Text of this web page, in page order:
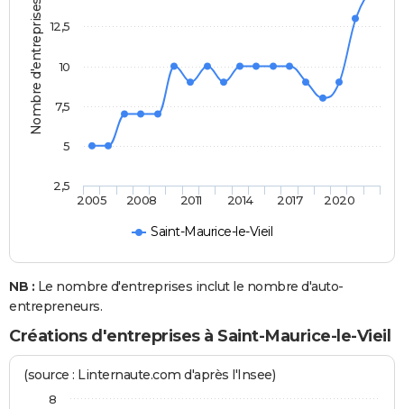
Nombre d'entreprises
Saint-Maurice-le-Vieil
2005 2008 2011 2014 2017 2020
2,5
5
7,5
10
12,5
NB : Le nombre d'entreprises inclut le nombre d'auto-
entrepreneurs.
Créations d'entreprises à Saint-Maurice-le-Vieil
(source : Linternaute.com d'après l'Insee)
8